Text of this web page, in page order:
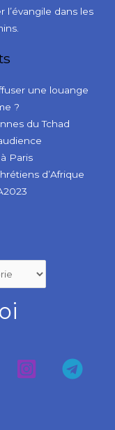
l’évangile dans les
une louange
?
du Tchad
Paris
d’Afrique